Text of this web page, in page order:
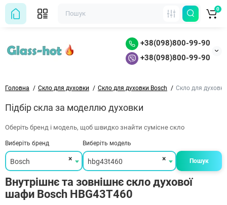
+38(098)800-99-90
+38(098)800-99-90
0
Головна Скло для духовки Скло для духовки Bosch Скло для
Підбір скла за моделлю духовки
Оберіть бренд і модель, щоб швидко знайти сумісне скло
Виберіть бренд
×
Bosch
Виберіть модель
×
hbg43t460 Пошук
Внутрішнє та зовнішнє скло духової
шафи Bosch HBG43T460